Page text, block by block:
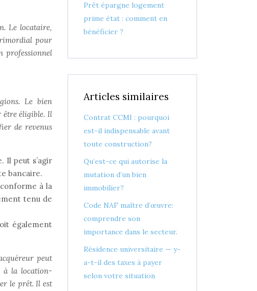
Le locataire,
pour
professionnel
Le bien
être éligible. Il
de revenus
Il peut s’agir
bancaire.
à la
tenu de
également
peut
à la location-
le prêt. Il est
Prêt épargne logement
prime état : comment en
bénéficier ?
Articles similaires
Contrat CCMI : pourquoi
est-il indispensable avant
toute construction?
Qu’est-ce qui autorise la
mutation d’un bien
immobilier?
Code NAF maître d’œuvre:
comprendre son
importance dans le secteur.
Résidence universitaire — y-
a-t-il des taxes à payer
selon votre situation